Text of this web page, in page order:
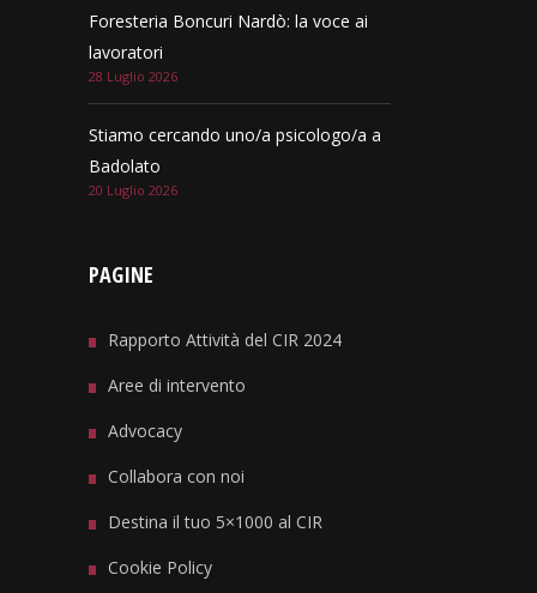
Foresteria Boncuri Nardò: la voce ai
lavoratori
28 Luglio 2026
Stiamo cercando uno/a psicologo/a a
Badolato
20 Luglio 2026
PAGINE
Rapporto Attività del CIR 2024
Aree di intervento
Advocacy
Collabora con noi
Destina il tuo 5×1000 al CIR
Cookie Policy